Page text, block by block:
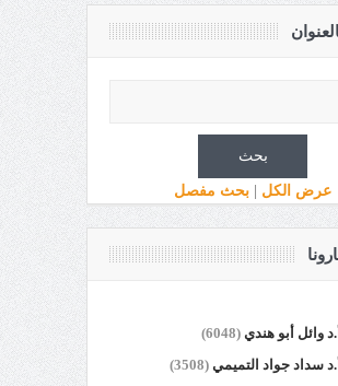
عرض الكل | بحث مفصل
وائل أبو هندي (6048)
سداد جواد التميمي (3508)